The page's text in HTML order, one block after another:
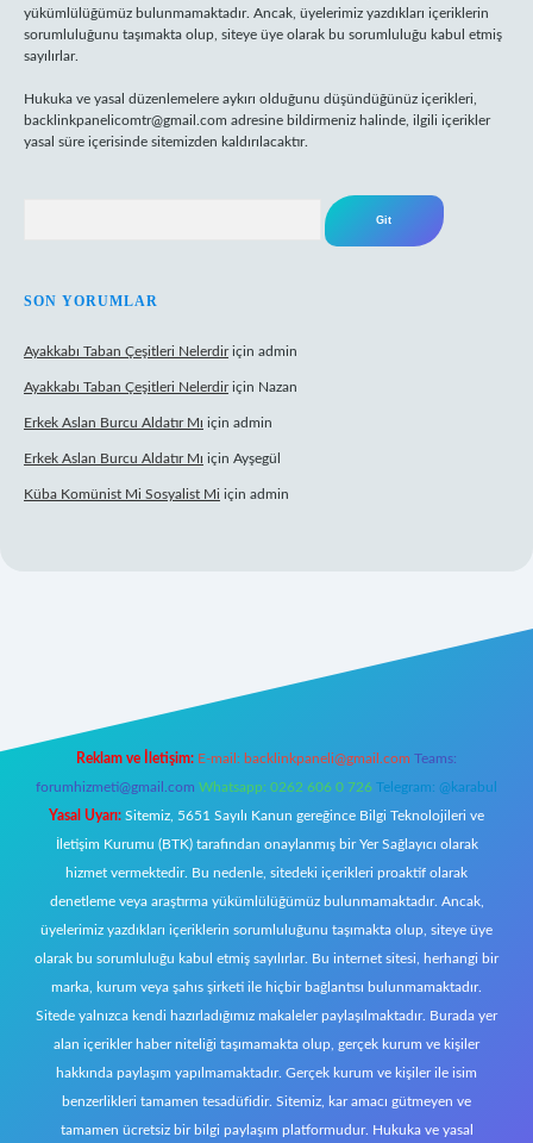
yükümlülüğümüz bulunmamaktadır. Ancak, üyelerimiz yazdıkları içeriklerin
sorumluluğunu taşımakta olup, siteye üye olarak bu sorumluluğu kabul etmiş
sayılırlar.
Hukuka ve yasal düzenlemelere aykırı olduğunu düşündüğünüz içerikleri,
backlinkpanelicomtr@gmail.com adresine bildirmeniz halinde, ilgili içerikler
yasal süre içerisinde sitemizden kaldırılacaktır.
SON YORUMLAR
Ayakkabı Taban Çeşitleri Nelerdiriçin admin
Ayakkabı Taban Çeşitleri Nelerdiriçin Nazan
Erkek Aslan Burcu Aldatır Mı için admin
Erkek Aslan Burcu Aldatır Mı için Ayşegül
Küba Komünist Mi Sosyalist Mi için admin
Reklam ve İletişim: E-mail: backlinkpaneli@gmail.com Teams:
forumhizmeti@gmail.com Whatsapp: 0262 606 0 726 Telegram: @karabul
Yasal Uyarı: Sitemiz, 5651 Sayılı Kanun gereğince Bilgi Teknolojileri ve
İletişim Kurumu (BTK) tarafından onaylanmış bir Yer Sağlayıcı olarak
hizmet vermektedir. Bu nedenle, sitedeki içerikleri proaktif olarak
denetleme veya araştırma yükümlülüğümüz bulunmamaktadır. Ancak,
üyelerimiz yazdıkları içeriklerin sorumluluğunu taşımakta olup, siteye üye
olarak bu sorumluluğu kabul etmiş sayılırlar. Bu internet sitesi, herhangi bir
marka, kurum veya şahıs şirketi ile hiçbir bağlantısı bulunmamaktadır.
Sitede yalnızca kendi hazırladığımız makaleler paylaşılmaktadır. Burada yer
alan içerikler haber niteliği taşımamakta olup, gerçek kurum ve kişiler
hakkında paylaşım yapılmamaktadır. Gerçek kurum ve kişiler ile isim
benzerlikleri tamamen tesadüfidir. Sitemiz, kar amacı gütmeyen ve
tamamen ücretsiz bir bilgi paylaşım platformudur. Hukuka ve yasal